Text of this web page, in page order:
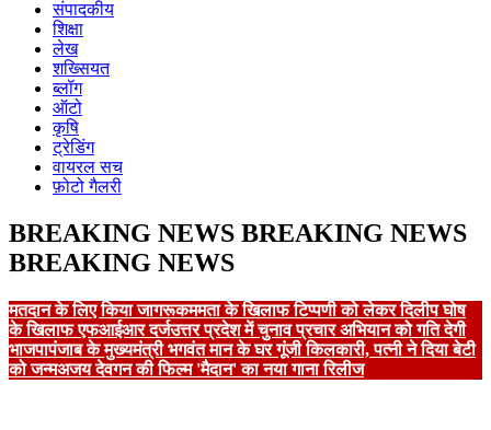
संपादकीय
शिक्षा
लेख
शख्सियत
ब्लॉग
ऑटो
कृषि
ट्रेडिंग
वायरल सच
फ़ोटो गैलरी
BREAKING NEWS BREAKING NEWS
BREAKING NEWS
मतदान के लिए किया जागरूकममता के खिलाफ टिप्पणी को लेकर दिलीप घोष
के खिलाफ एफआईआर दर्जउत्तर प्रदेश में चुनाव प्रचार अभियान को गति देगी
भाजपापंजाब के मुख्यमंत्री भगवंत मान के घर गूंजी किलकारी, पत्नी ने दिया बेटी
को जन्मअजय देवगन की फिल्म 'मैदान' का नया गाना रिलीज